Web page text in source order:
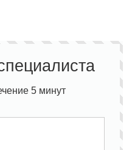
5 минут